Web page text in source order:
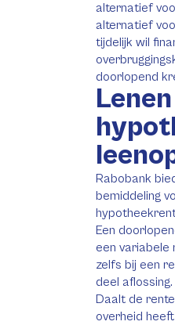
alternatief
alternatief
tijdelijk wil
doorlopend
Rabobank
bemiddeling
Een
een variabele
zelfs bij een
deel
Daalt de
overheid